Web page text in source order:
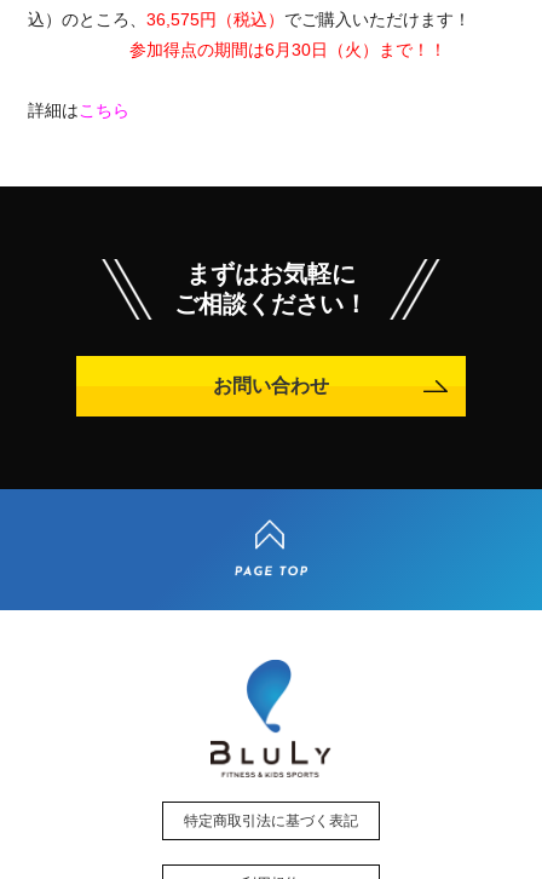
込）のところ、36,575円（税込） でご購入いただけます！
参加得点の期間は6月30日（火）まで！！
詳細はこちら
まずはお気軽に
ご相談ください！
お問い合わせ
特定商取引法に基づく表記